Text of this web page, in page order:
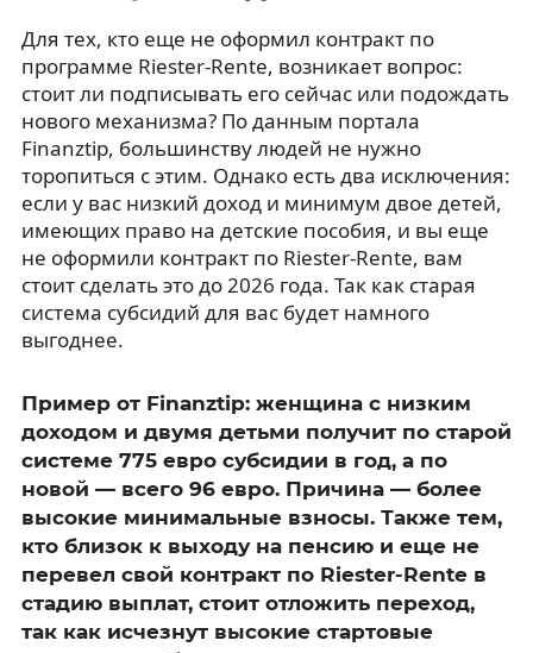
Для тех, кто еще не оформил контракт по
программе Riester-Rente, возникает вопрос:
стоит ли подписывать его сейчас или подождать
нового механизма? По данным портала
Finanztip, большинству людей не нужно
торопиться с этим. Однако есть два исключения:
если у вас низкий доход и минимум двое детей,
имеющих право на детские пособия, и вы еще
не оформили контракт по Riester-Rente, вам
стоит сделать это до 2026 года. Так как старая
система субсидий для вас будет намного
выгоднее.
Пример от Finanztip: женщина с низким
доходом и двумя детьми получит по старой
системе 775 евро субсидии в год, а по
новой — всего 96 евро. Причина — более
высокие минимальные взносы. Также тем,
кто близок к выходу на пенсию и еще не
перевел свой контракт по Riester-Rente в
стадию выплат, стоит отложить переход,
так как исчезнут высокие стартовые